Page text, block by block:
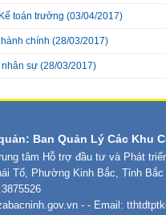
toán trưởng (03/04/2017)
chính (28/03/2017)
nhân sự (28/03/2017)
Ban Quản Lý Các Khu
tâm Hỗ trợ đầu tư và Phát
Tổ, Phường Kinh Bắc, Tỉnh Bắc
- - Email: